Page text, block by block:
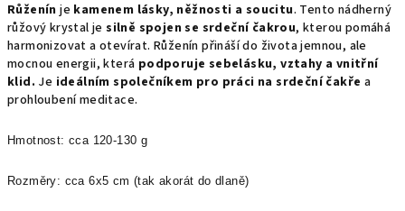
Růženín je kamenem lásky, něžnosti a soucitu. Tento nádherný
růžový krystal jesilně spojen se srdeční čakrou, kterou pomáhá
harmonizovat a otevírat. Růženín přináší do života jemnou, ale
mocnou energii, která podporuje sebelásku, vztahy a vnitřní
klid. Je ideálním společníkem pro práci na srdeční čakře a
prohloubení meditace.
Hmotnost: cca 120-130 g
Rozměry: cca 6x5 cm (tak akorát do dlaně)